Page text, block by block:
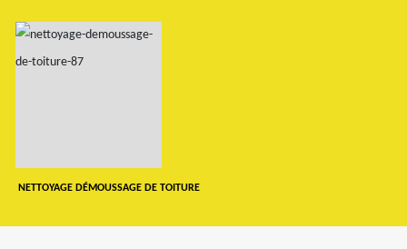
NETTOYAGE DÉMOUSSAGE DE TOITURE